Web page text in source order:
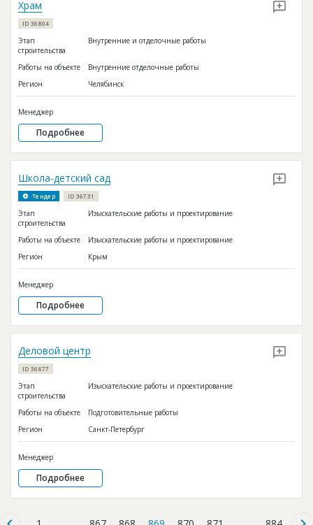
ID 36804
Храм
Этап
строительства
Внутренние и отделочные работы
Работы на объекте
Внутренние отделочные работы
Регион
Челябинск
Менеджер
Подробнее
Тендер ID 36731
Школа-детский сад
Этап
строительства
Изыскательские работы и проектирование
Работы на объекте
Изыскательские работы и проектирование
Регион
Крым
Менеджер
Подробнее
ID 36677
Деловой центр
Этап
строительства
Изыскательские работы и проектирование
Работы на объекте
Подготовительные работы
Регион
Санкт-Петербург
Менеджер
Подробнее